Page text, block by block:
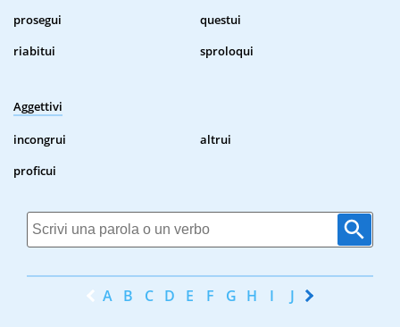
prosegui
questui
riabitui
sproloqui
Aggettivi
incongrui
altrui
proficui
A B C D E F G H I J K